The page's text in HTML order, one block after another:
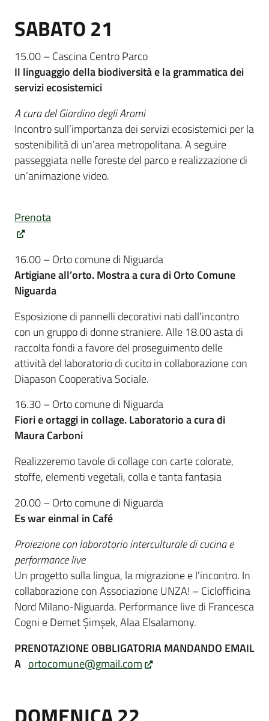
SABATO 21
15.00 – Cascina Centro Parco
Il linguaggio della biodiversità e la grammatica dei
servizi ecosistemici
A cura del Giardino degli Aromi
Incontro sull’importanza dei servizi ecosistemici per la
sostenibilità di un’area metropolitana. A seguire
passeggiata nelle foreste del parco e realizzazione di
un’animazione video.
Prenota
16.00 – Orto comune di Niguarda
Artigiane all’orto. Mostra a cura di Orto Comune
Niguarda
Esposizione di pannelli decorativi nati dall’incontro
con un gruppo di donne straniere. Alle 18.00 asta di
raccolta fondi a favore del proseguimento delle
attività del laboratorio di cucito in collaborazione con
Diapason Cooperativa Sociale.
16.30 – Orto comune di Niguarda
Fiori e ortaggi in collage. Laboratorio a cura di
Maura Carboni
Realizzeremo tavole di collage con carte colorate,
stoffe, elementi vegetali, colla e tanta fantasia
20.00 – Orto comune di Niguarda
Es war einmal in Café
Proiezione con laboratorio interculturale di cucina e
performance live
Un progetto sulla lingua, la migrazione e l’incontro. In
collaborazione con Associazione UNZA! – Ciclofficina
Nord Milano-Niguarda. Performance live di Francesca
Cogni e Demet Şimşek, Alaa Elsalamony.
PRENOTAZIONE OBBLIGATORIA MANDANDO EMAIL
A ortocomune@gmail.com